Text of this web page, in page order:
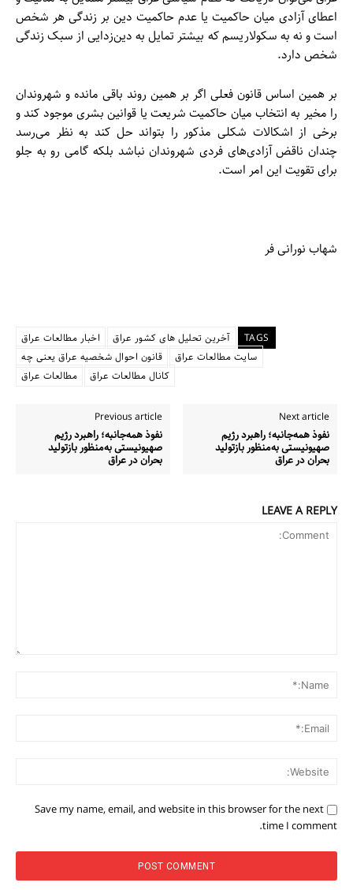
اعطای آزادی میان حاکمیت یا عدم حاکمیت دین بر زندگی هر شخص
است و نه به سکولاریسم که بیشتر تمایل به دین‌زدایی از سبک زندگی
شخص دارد.
بر همین اساس قانون فعلی اگر بر همین روند باقی مانده و شهروندان
را مخیر به انتخاب میان حاکمیت شریعت یا قوانین بشری موجود کند و
برخی از اشکالات شکلی مذکور را بتواند حل کند به نظر می‌رسد
چندان ناقض آزادی‌های فردی شهروندان نباشد بلکه گامی رو به جلو
برای تقویت این امر است.
شهاب نورانی فر
TAGS آخرین تحلیل های کشور عراق
اخبار مطالعات عراق
سایت مطالعات عراق
قانون احوال شخصیه عراق یعنی چه
کانال مطالعات عراق
مطالعات عراق
Previous article
نفوذ همه‌جانبه؛ راهبرد رژیم
صهیونیستی به‌منظور بازتولید
بحران در عراق
Next article
نفوذ همه‌جانبه؛ راهبرد رژیم
صهیونیستی به‌منظور بازتولید
بحران در عراق
LEAVE A REPLY
Save my name, email, and website in this browser for the next
time I comment.